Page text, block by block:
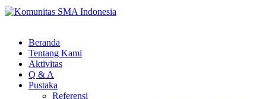
Beranda
Tentang Kami
Aktivitas
Q & A
Pustaka
Referensi